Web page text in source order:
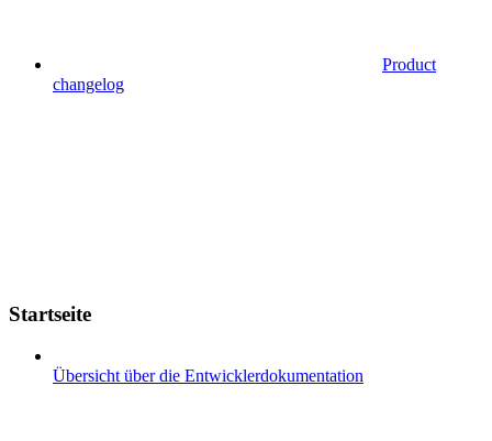
Product
changelog
Startseite
Übersicht über die Entwicklerdokumentation